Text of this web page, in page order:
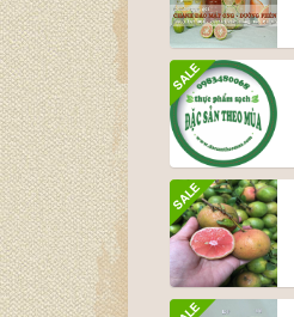
SALE
SALE